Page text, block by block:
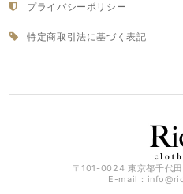
プライバシーポリシー
特定商取引法に基づく表記
〒101-0024 東京都千代
E-mail：